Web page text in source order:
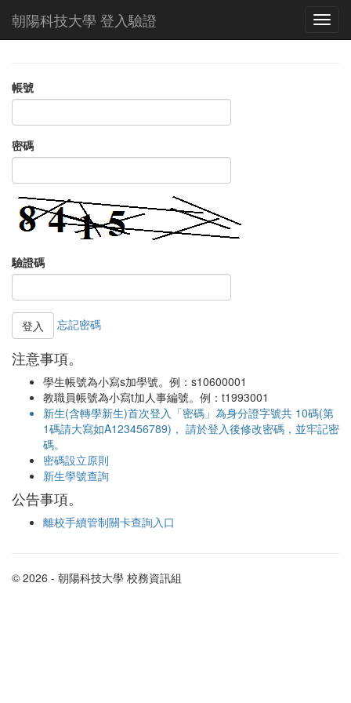
朝陽科技大學 登入驗證
帳號
密碼
驗證碼
忘記密碼
注意事項。
學生帳號為小寫s加學號。例：s10600001
教職員帳號為小寫t加人事編號。例：t1993001
新生(含轉學新生)首次登入「密碼」為身分證字號共 10碼(第
1碼請大寫如A123456789)， 請於登入後修改密碼，並牢記密
碼。
密碼設立原則
新生學號查詢
公告事項。
離校手續管制關卡查詢入口
© 2026 - 朝陽科技大學 校務資訊組